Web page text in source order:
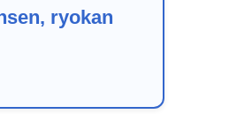
ryokan